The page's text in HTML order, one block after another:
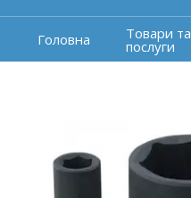
Головна Товари та
послуги